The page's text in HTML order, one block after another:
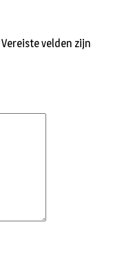
Vereiste velden zijn